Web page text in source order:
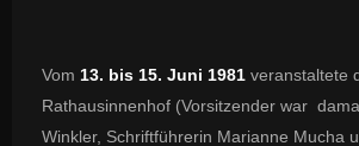
Vom 13. bis 15. Juni 1981 veranstaltete
Rathausinnenhof (Vorsitzender war
Winkler, Schriftführerin Marianne Mucha